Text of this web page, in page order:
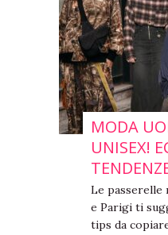
MODA
UNISEX!
Le passerelle
e Parigi ti
tips da